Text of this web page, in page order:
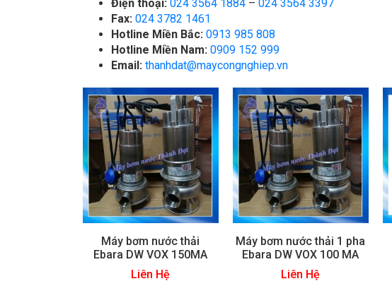
Điện thoại: 024 3564 1884 – 024 3564 3397
Fax: 024 3782 1461
Hotline Miền Bắc: 0913 985 808
Hotline Miền Nam: 0909 152 999
Email: thanhdat@maycongnghiep.vn
Máy bơm nước thải
Ebara DW VOX 150MA
Liên Hệ
Máy bơm nước thải 1 pha
Ebara DW VOX 100 MA
Liên Hệ